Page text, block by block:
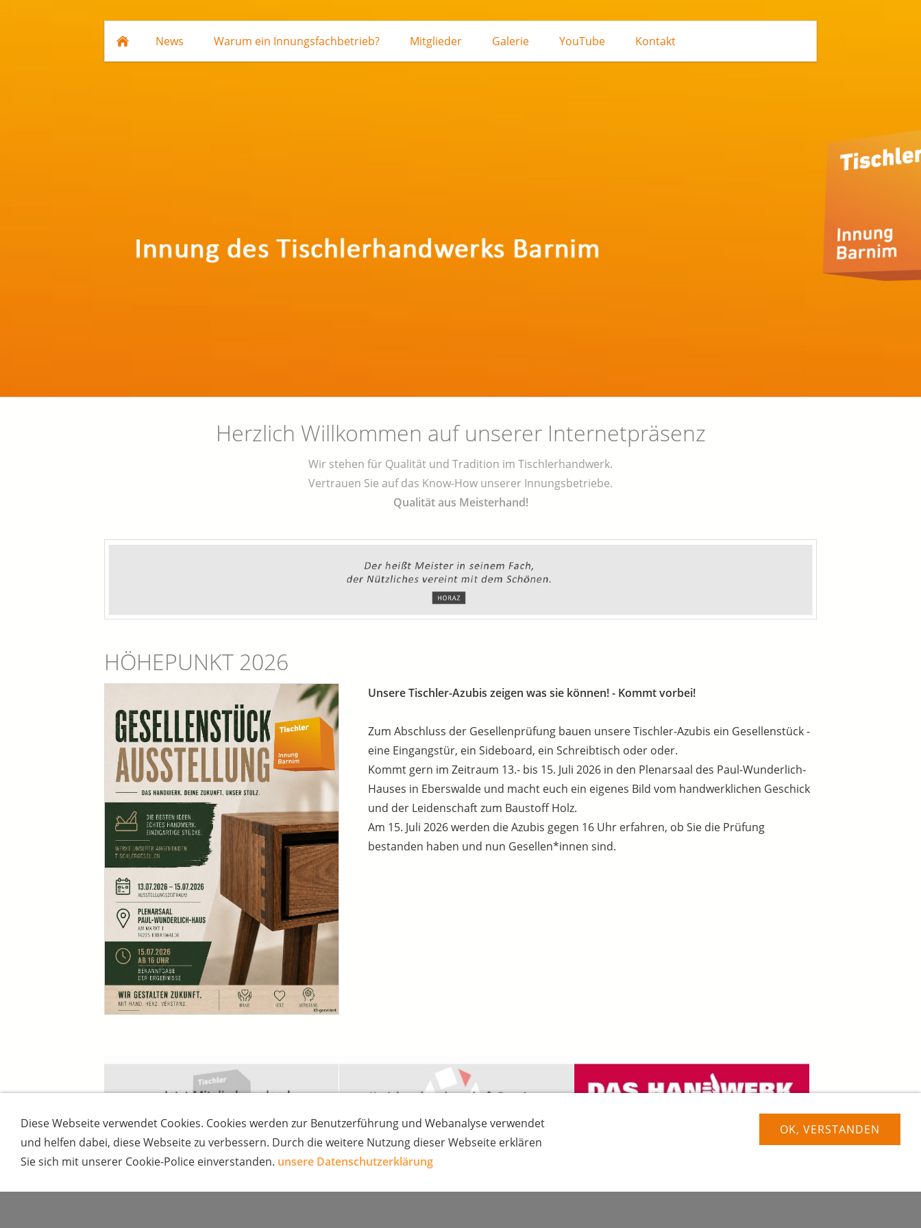
News Warum ein Innungsfachbetrieb? Mitglieder Galerie YouTube Kontakt
Herzlich Willkommen auf unserer Internetpräsenz
Wir stehen für Qualität und Tradition im Tischlerhandwerk.
Vertrauen Sie auf das Know-How unserer Innungsbetriebe.
Qualität aus Meisterhand!
HÖHEPUNKT 2026
Unsere Tischler-Azubis zeigen was sie können! - Kommt vorbei!
Zum Abschluss der Gesellenprüfung bauen unsere Tischler-Azubis ein Gesellenstück -
eine Eingangstür, ein Sideboard, ein Schreibtisch oder oder.
Kommt gern im Zeitraum 13.- bis 15. Juli 2026 in den Plenarsaal des Paul-Wunderlich-
Hauses in Eberswalde und macht euch ein eigenes Bild vom handwerklichen Geschick
und der Leidenschaft zum Baustoff Holz.
Am 15. Juli 2026 werden die Azubis gegen 16 Uhr erfahren, ob Sie die Prüfung
bestanden haben und nun Gesellen*innen sind.
Diese Webseite verwendet Cookies. Cookies werden zur Benutzerführung und Webanalyse verwendet
und helfen dabei, diese Webseite zu verbessern. Durch die weitere Nutzung dieser Webseite erklären
Sie sich mit unserer Cookie-Police einverstanden. unsere Datenschutzerklärung
OK, VERSTANDEN